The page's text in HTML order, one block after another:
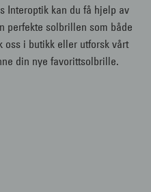
Interoptik kan du få hjelp av
perfekte solbrillen som både
oss i butikk eller utforsk vårt
din nye favorittsolbrille.